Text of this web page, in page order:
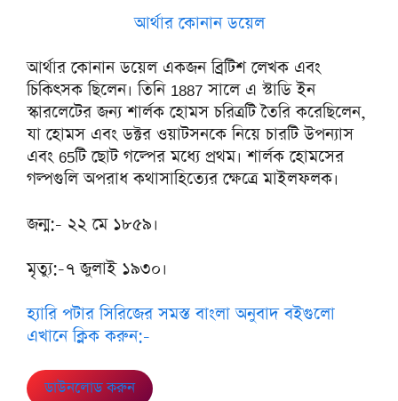
আর্থার কোনান ডয়েল
আর্থার কোনান ডয়েল একজন ব্রিটিশ লেখক এবং
চিকিৎসক ছিলেন। তিনি 1887 সালে এ স্টাডি ইন
স্কারলেটের জন্য শার্লক হোমস চরিত্রটি তৈরি করেছিলেন,
যা হোমস এবং ডক্টর ওয়াটসনকে নিয়ে চারটি উপন্যাস
এবং 65টি ছোট গল্পের মধ্যে প্রথম। শার্লক হোমসের
গল্পগুলি অপরাধ কথাসাহিত্যের ক্ষেত্রে মাইলফলক।
জন্ম:- ২২ মে ১৮৫৯।
মৃত্যু:-৭ জুলাই ১৯৩০।
হ্যারি পটার সিরিজের সমস্ত বাংলা অনুবাদ বইগুলো
এখানে ক্লিক করুন:-
ডাউনলোড করুন